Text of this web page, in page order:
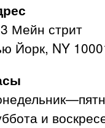
Мейн стрит
Йорк, NY
и